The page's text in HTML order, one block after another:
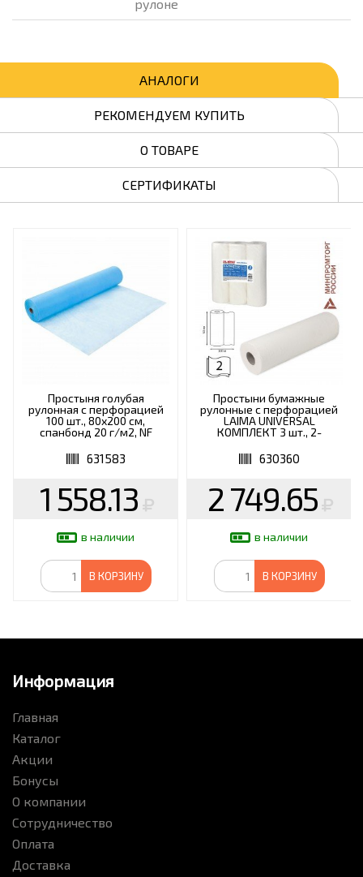
рулоне
АНАЛОГИ
РЕКОМЕНДУЕМ КУПИТЬ
О ТОВАРЕ
СЕРТИФИКАТЫ
Простыня голубая
рулонная с перфорацией
100 шт., 80х200 см,
спанбонд 20 г/м2, NF
631583
1 558.13
в наличии
В КОРЗИНУ
Простыни бумажные
рулонные с перфорацией
LAIMA UNIVERSAL
КОМПЛЕКТ 3 шт., 2-
м2, 630360, БС-2-ПР/100
630360
2 749.65
в наличии
В КОРЗИНУ
Информация
Главная
Каталог
Акции
Бонусы
О компании
Сотрудничество
Оплата
Доставка